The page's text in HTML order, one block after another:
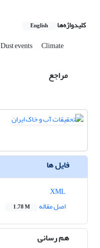
کلیدواژه‌ها English
Dust events Climate
مراجع
فایل ها
اصل مقاله
1.78 M
هم رسانی